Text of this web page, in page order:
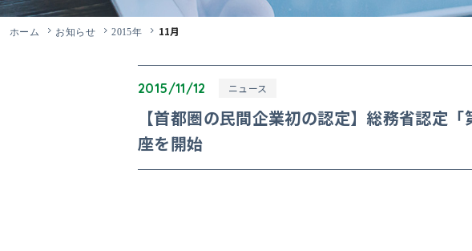
ホーム お知らせ 2015年 11月
2015/11/12 ニュース
【首都圏の民間企業初の認定】総務省認定
座を開始